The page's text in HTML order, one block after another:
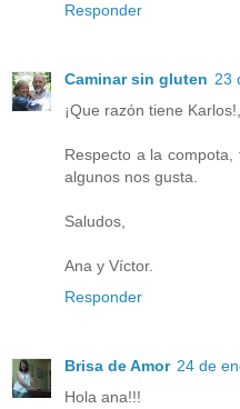
Responder
Caminar sin gluten 23
¡Que razón tiene
Respecto a la
algunos nos gusta.
Saludos,
Ana y Víctor.
Responder
Brisa de Amor 24 de
Hola ana!!!